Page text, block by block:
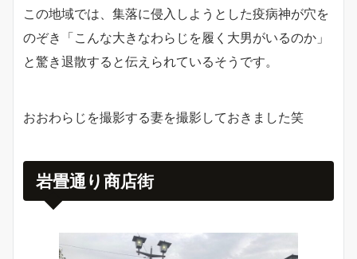
この地域では、集落に侵入しようとした疫病神が穴を
のぞき「こんな大きなわらじを履く大男がいるのか」
と驚き退散すると伝えられているそうです。
おおわらじを撮影する妻を撮影しておきました笑
岩畳通り商店街